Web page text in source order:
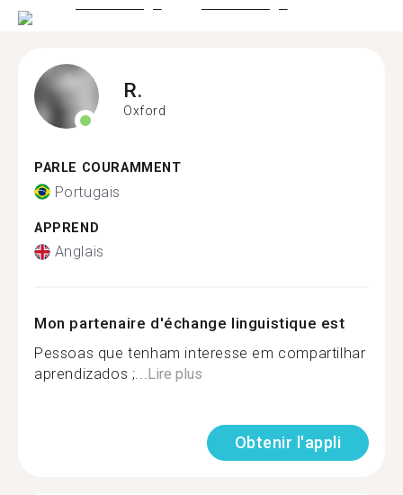
R.
Oxford
PARLE COURAMMENT
Portugais
APPREND
Anglais
Mon partenaire d'échange linguistique est
Pessoas que tenham interesse em compartilhar
aprendizados ;...Lire plus
Obtenir l'appli